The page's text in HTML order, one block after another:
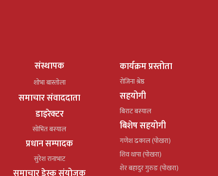
संस्थापक
शोभा बास्तोला
समाचार संवाददाता
डाइरेक्टर
सोभित बस्याल
प्रधान सम्पादक
सुरेश रानाभाट
कार्यक्रम प्रस्तोता
रोजिना श्रेष्ठ
सहयोगी
बिराट बस्याल
बिशेष सहयोगी
गणेश ढकाल (पोखरा)
शिव थापा (पोखरा)
शेर बहादुर गुरुङ (पोखरा)